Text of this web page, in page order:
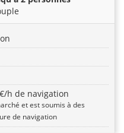
h de navigation
et est soumis à des
de navigation